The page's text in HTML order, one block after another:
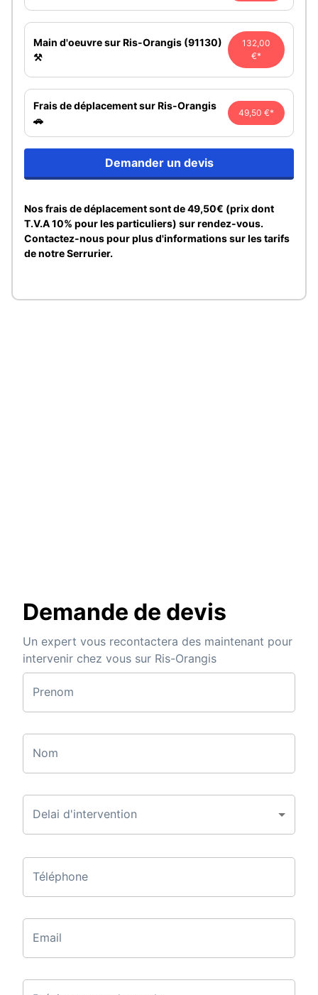
Main d'oeuvre sur Ris-Orangis (91130)
⚒️
132,00
€*
Frais de déplacement sur Ris-Orangis
🚗
49,50 €*
Demander un devis
Nos frais de déplacement sont de 49,50€ (prix dont
T.V.A 10% pour les particuliers) sur rendez-vous.
Contactez-nous pour plus d'informations sur les tarifs
de notre Serrurier.
Demande de devis
Un expert vous recontactera des maintenant pour
intervenir chez vous sur Ris-Orangis
Prenom
Nom
Delai d'intervention
Téléphone
Email